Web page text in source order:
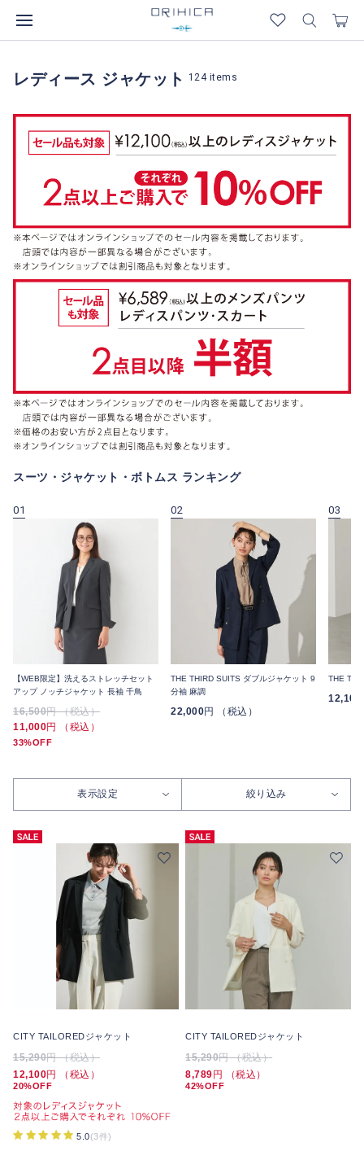
レディース ジャケット 124items
スーツ・ジャケット・ボトムス ランキング
01
【WEB限定】洗えるストレッチセット
アップ ノッチジャケット 長袖 千鳥
16,500円 （税込）
11,000円 （税込）
33%OFF
02
THE THIRD SUITS ダブルジャケット 9
分袖 麻調
22,000円 （税込）
03
THE
12,100
表示設定 絞り込み
CITY TAILOREDジャケット
15,290円 （税込）
12,100円 （税込）
20%OFF
5.0(3件)
CITY TAILOREDジャケット
15,290円 （税込）
8,789 円 （税込）
42%OFF